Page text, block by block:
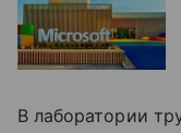
В лаборатории